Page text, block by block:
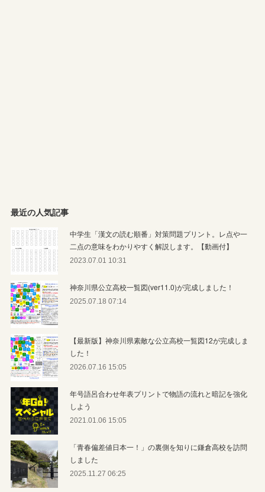
最近の人気記事
中学生「漢文の読む順番」対策問題プリント。レ点や一
二点の意味をわかりやすく解説します。【動画付】
2023.07.01 10:31
神奈川県公立高校一覧図(ver11.0)が完成しました！
2025.07.18 07:14
【最新版】神奈川県素敵な公立高校一覧図12が完成しま
した！
2026.07.16 15:05
年号語呂合わせ年表プリントで物語の流れと暗記を強化
しよう
2021.01.06 15:05
「青春偏差値日本一！」の裏側を知りに鎌倉高校を訪問
しました
2025.11.27 06:25